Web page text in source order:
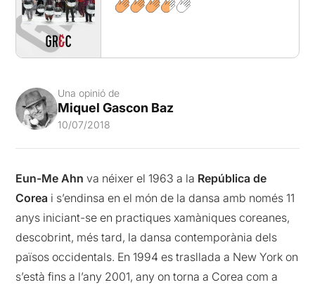
Una opinió de
Miquel Gascon Baz
10/07/2018
Eun-Me Ahn va néixer el 1963 a la República de
Corea i s’endinsa en el món de la dansa amb només 11
anys iniciant-se en practiques xamàniques coreanes,
descobrint, més tard, la dansa contemporània dels
països occidentals. En 1994 es trasllada a New York on
s’està fins a l’any 2001, any on torna a Corea com a